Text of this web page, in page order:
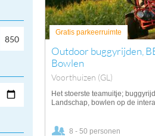
Gratis parkeerruimte
Outdoor buggyrijden,
Bowlen
Voorthuizen (GL)
Het stoerste teamuitje;
Landschap, bowlen op de
8 - 50 personen